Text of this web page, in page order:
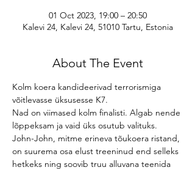
01 Oct 2023, 19:00 – 20:50
Kalevi 24, Kalevi 24, 51010 Tartu, Estonia
About The Event
Kolm koera kandideerivad terrorismiga
võitlevasse üksusesse K7.
Nad on viimased kolm finalisti. Algab nende
lõppeksam ja vaid üks osutub valituks.
John-John, mitme erineva tõukoera ristand,
on suurema osa elust treeninud end selleks
hetkeks ning soovib truu alluvana teenida